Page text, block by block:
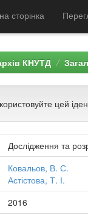
сторінка
КНУТД
цей
Дослідження та
Ковальов, В. С.
Астістова, Т. І.
2016